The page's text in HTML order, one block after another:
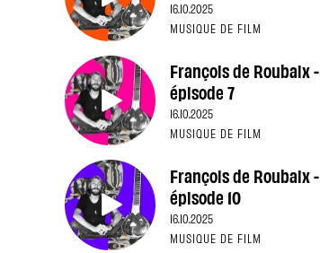
16.10.2025
MUSIQUE DE FILM
François de Roubaix -
épisode 7
16.10.2025
MUSIQUE DE FILM
François de Roubaix -
épisode 10
16.10.2025
MUSIQUE DE FILM